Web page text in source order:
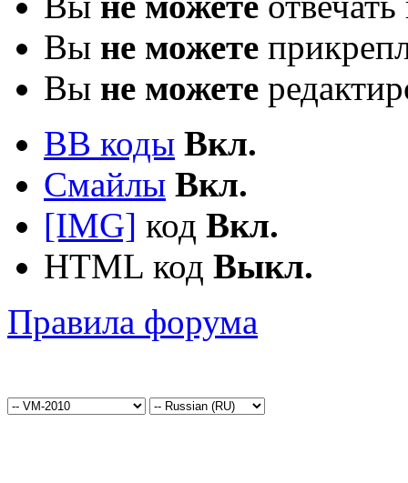
Вы не можете
Вы не можете
BB коды Вкл.
Смайлы Вкл.
[IMG] код Вкл.
HTML код Выкл.
Правила форума